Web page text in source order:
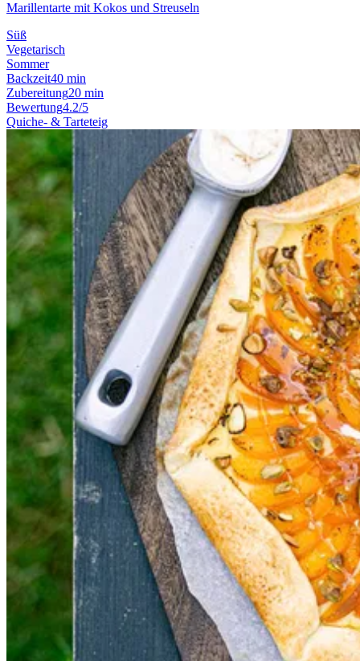
Marillentarte mit Kokos und Streuseln
Süß
Vegetarisch
Sommer
Backzeit40 min
Zubereitung20 min
Bewertung4.2/5
Quiche- & Tarteteig